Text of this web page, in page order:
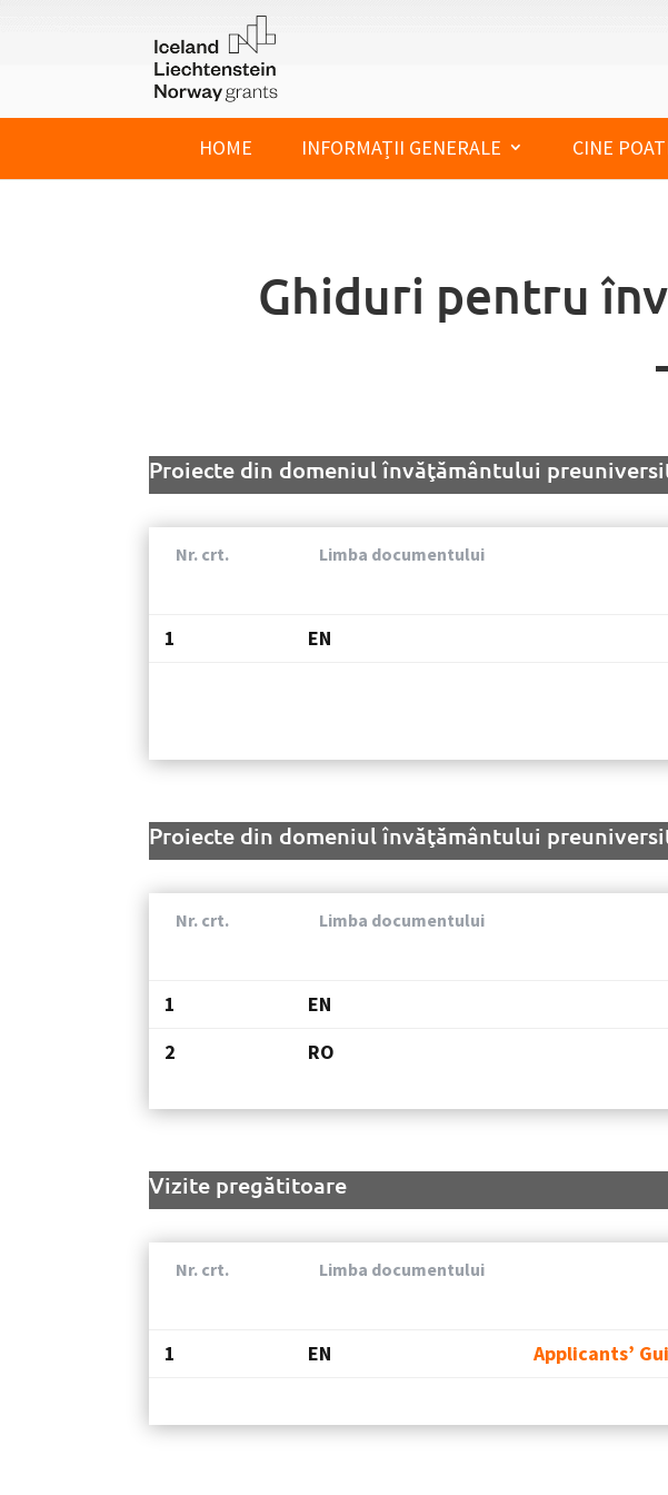
HOME INFORMAȚII GENERALE CINE
Ghiduri pentru
Proiecte din domeniul învăţământului
Nr. crt. Limba documentului
1 EN
Proiecte din domeniul învăţământului
Nr. crt. Limba documentului
1 EN
2
RO
Vizite pregătitoare
Nr. crt. Limba documentului
1 EN Applicants’